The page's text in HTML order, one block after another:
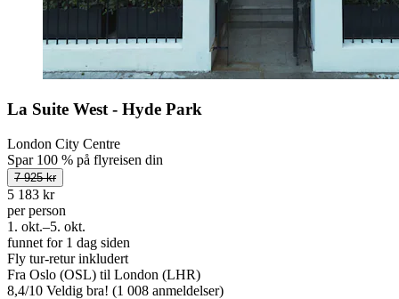
La Suite West - Hyde Park
London City Centre
Spar 100 % på flyreisen din
7 925 kr
5 183 kr
per person
1. okt.–5. okt.
funnet for 1 dag siden
Fly tur-retur inkludert
Fra Oslo (OSL) til London (LHR)
8,4/10 Veldig bra! (1 008 anmeldelser)